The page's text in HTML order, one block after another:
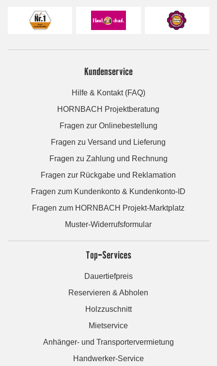
Kundenservice
Hilfe & Kontakt (FAQ)
HORNBACH Projektberatung
Fragen zur Onlinebestellung
Fragen zu Versand und Lieferung
Fragen zu Zahlung und Rechnung
Fragen zur Rückgabe und Reklamation
Fragen zum Kundenkonto & Kundenkonto-ID
Fragen zum HORNBACH Projekt-Marktplatz
Muster-Widerrufsformular
Top-Services
Dauertiefpreis
Reservieren & Abholen
Holzzuschnitt
Mietservice
Anhänger- und Transportervermietung
Handwerker-Service